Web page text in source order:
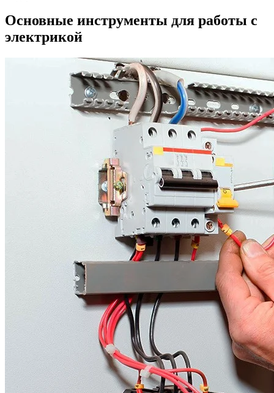
Основные инструменты для работы с
электрикой